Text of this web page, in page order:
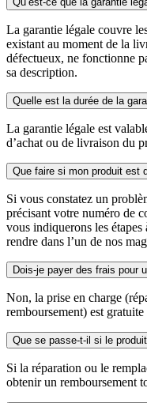
La garantie légale couvre
existant au moment de la
défectueux, ne fonctionne
sa description.
Quelle est la durée de la
La garantie légale est
d’achat ou de livraison du
Que faire si mon produit est
Si vous constatez un
précisant votre numéro de
vous indiquerons les
rendre dans l’un de nos
Dois-je payer des frais pour
Non, la prise en charge
remboursement) est
Que se passe-t-il si le
Si la réparation ou le
obtenir un remboursement